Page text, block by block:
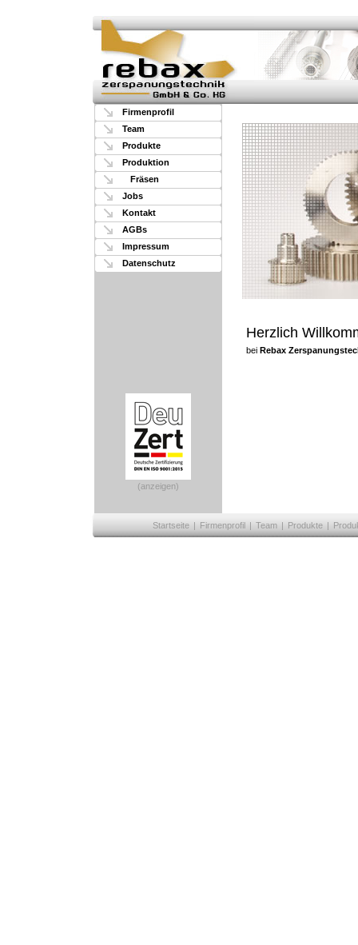
Firmenprofil
Team
Produkte
Produktion
Fräsen
Jobs
Kontakt
AGBs
Impressum
Datenschutz
Herzlich
bei Rebax
(anzeigen)
Startseite | Firmenprofil | Team | Produkte |